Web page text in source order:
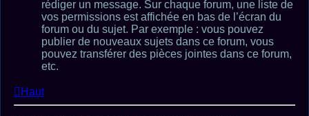
rédiger un message. Sur chaque forum, une liste de
vos permissions est affichée en bas de l’écran du
forum ou du sujet. Par exemple : vous pouvez
publier de nouveaux sujets dans ce forum, vous
pouvez transférer des pièces jointes dans ce forum,
etc.
Haut